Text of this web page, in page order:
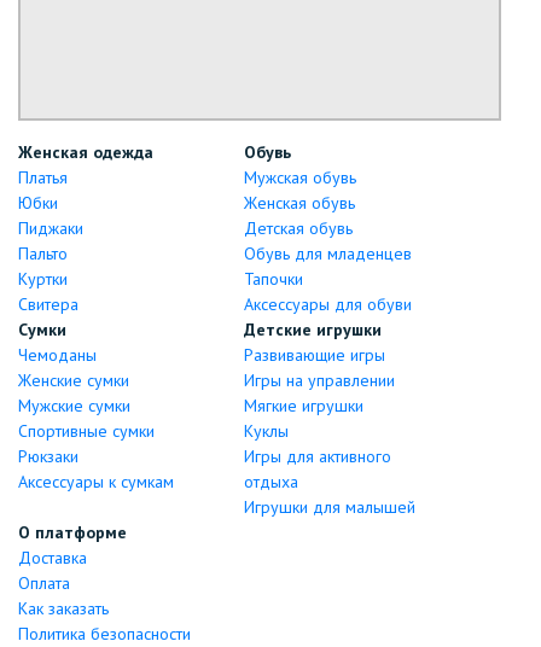
Женская одежда
Платья
Юбки
Пиджаки
Пальто
Куртки
Свитера
Обувь
Мужская обувь
Женская обувь
Детская обувь
Обувь для младенцев
Тапочки
Аксессуары для обуви
Сумки
Чемоданы
Женские сумки
Мужские сумки
Спортивные сумки
Рюкзаки
Аксессуары к сумкам
Детские игрушки
Развивающие игры
Игры на управлении
Мягкие игрушки
Куклы
Игры для активного
отдыха
Игрушки для малышей
О платформе
Доставка
Оплата
Как заказать
Политика безопасности